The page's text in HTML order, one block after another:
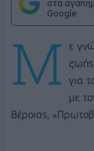
στα
Google
Μ
ε
για
με
Βέροιας,